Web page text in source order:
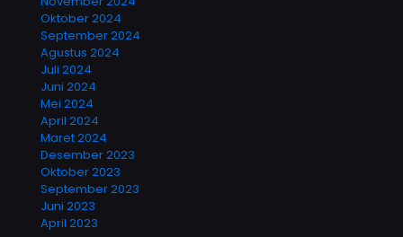
Oktober 2024
September 2024
Agustus 2024
Juli 2024
Juni 2024
Mei 2024
April 2024
Maret 2024
Desember 2023
Oktober 2023
September 2023
Juni 2023
April 2023